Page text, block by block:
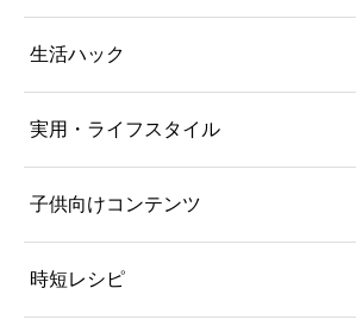
生活ハック
実用・ライフスタイル
子供向けコンテンツ
時短レシピ